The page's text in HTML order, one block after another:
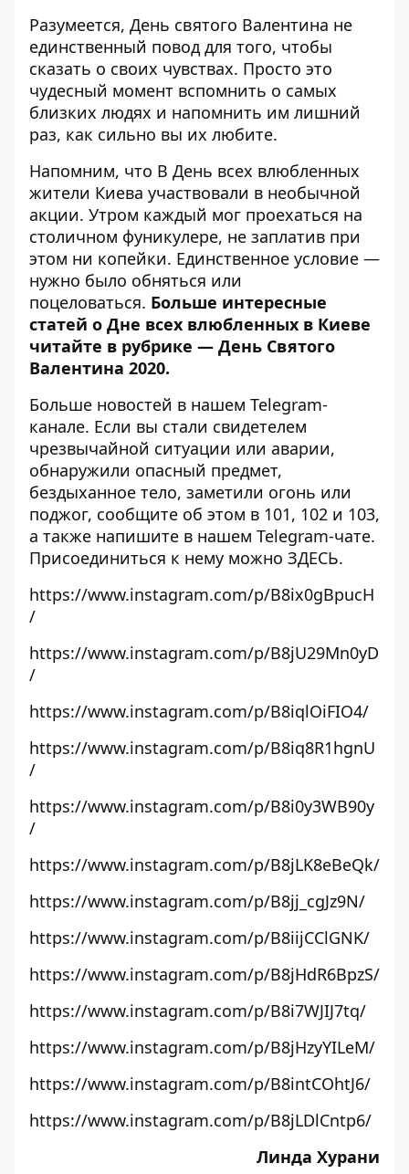
Разумеется, День святого Валентина не
единственный повод для того, чтобы
сказать о своих чувствах. Просто это
чудесный момент вспомнить о самых
близких людях и напомнить им лишний
раз, как сильно вы их любите.
Напомним, что В День всех влюбленных
жители Киева участвовали в необычной
акции. Утром каждый мог проехаться на
столичном фуникулере, не заплатив при
этом ни копейки. Единственное условие —
нужно было обняться или
поцеловаться. Больше интересные
статей о Дне всех влюбленных в Киеве
читайте в рубрике — День Святого
Валентина 2020.
Больше новостей в нашем Telegram-
канале. Если вы стали свидетелем
чрезвычайной ситуации или аварии,
обнаружили опасный предмет,
бездыханное тело, заметили огонь или
поджог, сообщите об этом в 101, 102 и 103,
а также напишите в нашем Telegram-чате.
Присоединиться к нему можно ЗДЕСЬ.
https://www.instagram.com/p/B8ix0gBpucH
/
https://www.instagram.com/p/B8jU29Mn0yD
/
https://www.instagram.com/p/B8iqlOiFIO4/
https://www.instagram.com/p/B8iq8R1hgnU
/
https://www.instagram.com/p/B8i0y3WB90y
/
https://www.instagram.com/p/B8jLK8eBeQk/
https://www.instagram.com/p/B8jj_cgJz9N/
https://www.instagram.com/p/B8iijCClGNK/
https://www.instagram.com/p/B8jHdR6BpzS/
https://www.instagram.com/p/B8i7WJIJ7tq/
https://www.instagram.com/p/B8jHzyYILeM/
https://www.instagram.com/p/B8intCOhtJ6/
https://www.instagram.com/p/B8jLDlCntp6/
Линда Хурани